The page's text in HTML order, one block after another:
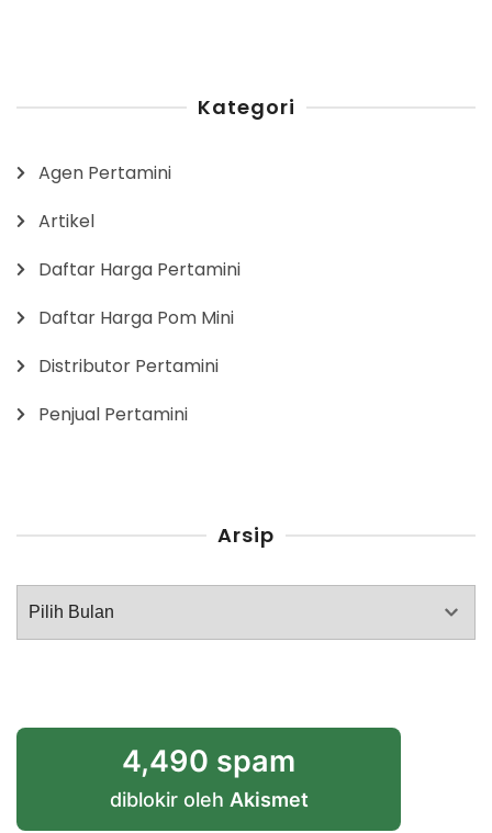
Kategori
Agen Pertamini
Artikel
Daftar Harga Pertamini
Daftar Harga Pom Mini
Distributor Pertamini
Penjual Pertamini
Arsip
Arsip
4,490 spam
diblokir oleh Akismet